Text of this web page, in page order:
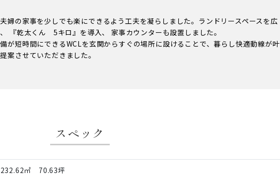
婦の家事を少しでも楽にできるよう工夫を凝らしました。ランドリースペースを広
『乾太くん 5キロ』を導入、 家事カウンターも設置しました。
が短時間にできるWCLを玄関からすぐの場所に設けることで、暮らし快適動線が叶
案させていただきました。
スペック
232.62㎡ 70.63坪